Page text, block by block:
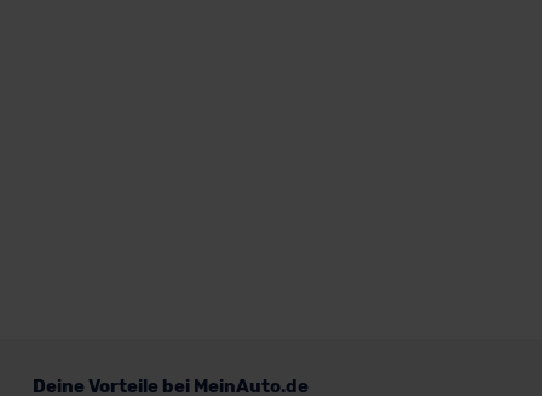
Deine Vorteile bei MeinAuto.de